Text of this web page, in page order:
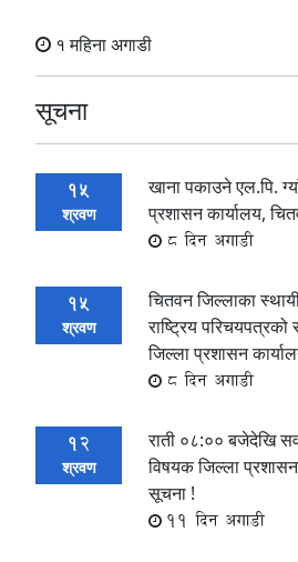
१ महिना अगाडी
सूचना
15
श्रवण
खाना पकाउने एल.पि.
प्रशासन कार्यालय,
8 दिन अगाडी
15
श्रवण
चितवन जिल्लाका
राष्ट्रिय परिचयपत्रको
जिल्ला प्रशासन
8 दिन अगाडी
12
श्रवण
राती ०८:०० बजेदेखि
विषयक जिल्ला
सूचना !
11 दिन अगाडी